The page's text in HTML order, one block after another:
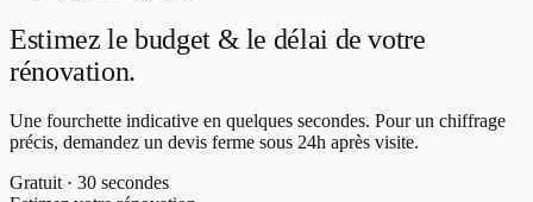
Estimez le budget & le délai de votre
rénovation.
Une fourchette indicative en quelques secondes. Pour un chiffrage
précis, demandez un devis ferme sous 24h après visite.
Gratuit · 30 secondes